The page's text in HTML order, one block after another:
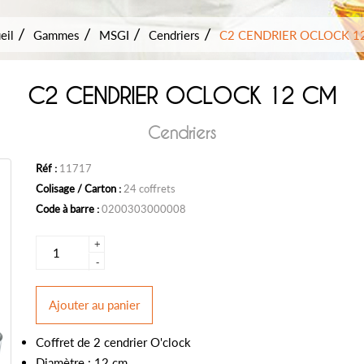
Gammes MSGI Cendriers C2 CENDRIER OCLOCK
C2 CENDRIER OCLOCK 12 CM
Cendriers
Réf : 11717
Colisage / Carton : 24 coffrets
Code à barre :0200303000008
+
-
Ajouterau panier
Coffret de 2 cendrier O'clock